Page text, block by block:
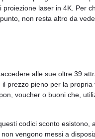
laser in 4K. Per
non resta altro da
alle sue oltre 39
prezzo pieno per la
voucher o buoni che,
codici sconto esistono,
vengono messi a